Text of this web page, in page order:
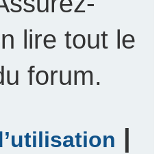
lire tout le
forum.
|